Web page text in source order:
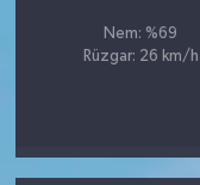
Nem: %69
Rüzgar: 26 km/h